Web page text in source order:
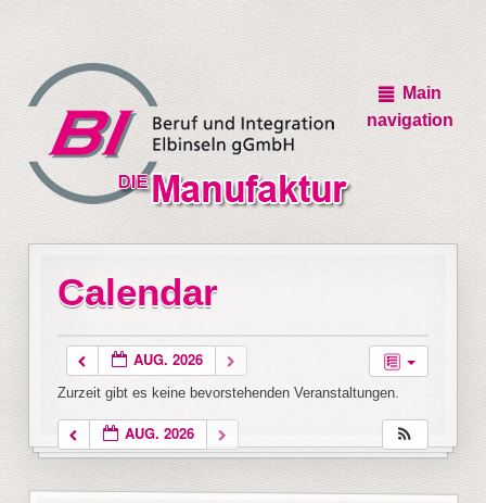
Main
navigation
Calendar
AUG. 2026
Zurzeit gibt es keine bevorstehenden Veranstaltungen.
AUG. 2026